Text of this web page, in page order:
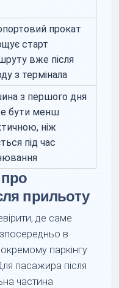
прокат
старт
вже після
з термінала
з першого дня
бути менш
ніж
під час
прильоту
де саме
в
паркінгу
пасажира після
частина